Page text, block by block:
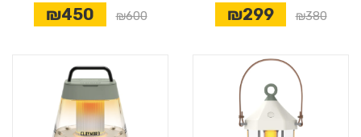
₪380
₪299
₪600
₪450